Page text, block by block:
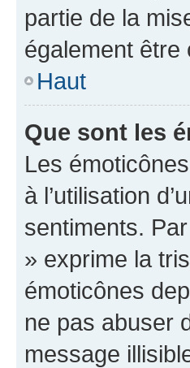
partie de la
également être
Haut
Que sont les
Les
à l’utilisation
sentiments.
» exprime la
émoticônes
ne pas abuser
message